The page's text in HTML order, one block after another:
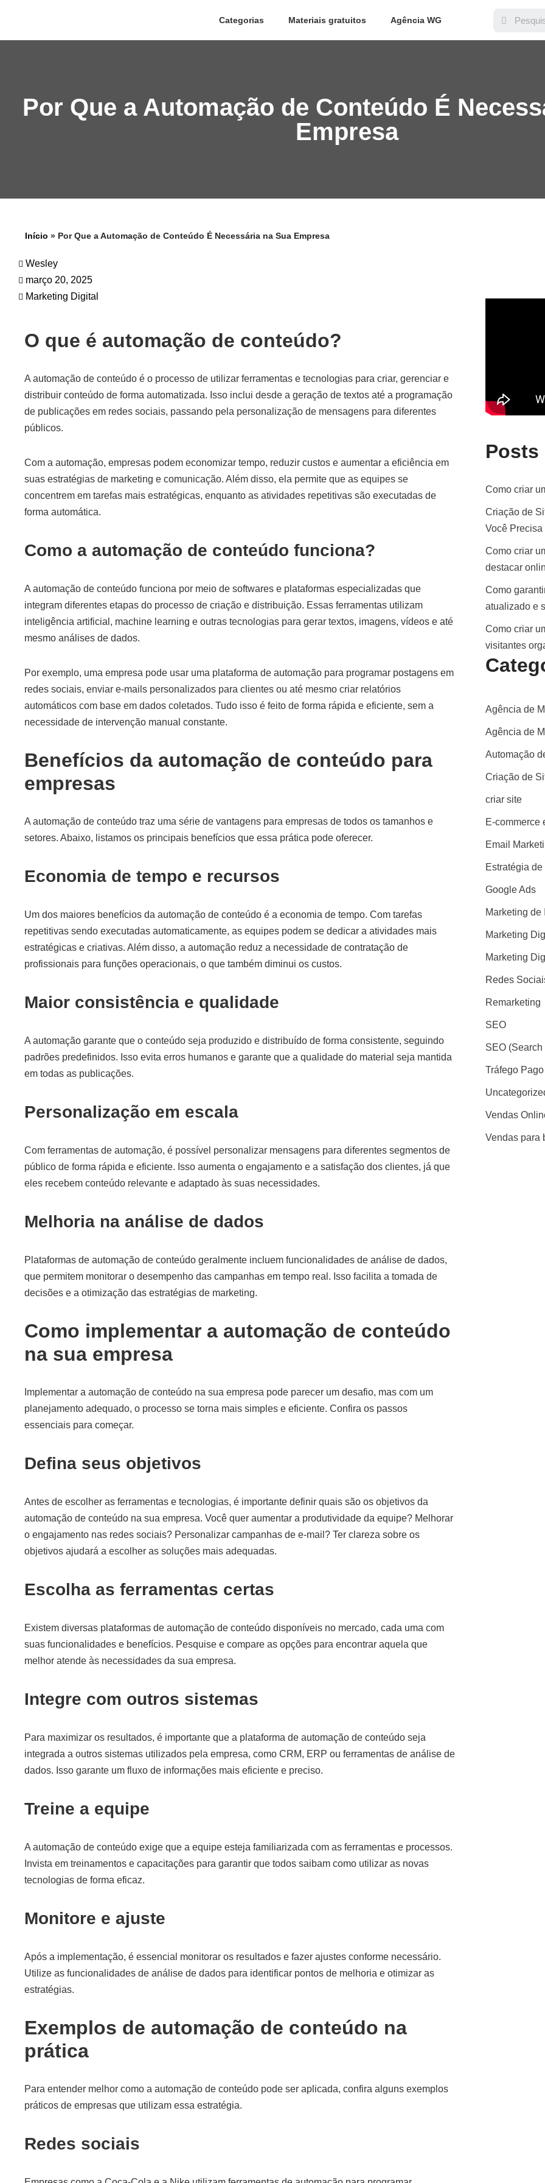
Categorias Materiais gratuitos Agência WG
Por Que a Automação de Conteúdo É
Empresa
Início » Por Que a Automação de Conteúdo É Necessária na Sua Empresa
Wesley
março 20, 2025
Marketing Digital
O que é automação de conteúdo?
A automação de conteúdo é o processo de utilizar ferramentas e tecnologias para criar, gerenciar e
distribuir conteúdo de forma automatizada. Isso inclui desde a geração de textos até a programação
de publicações em redes sociais, passando pela personalização de mensagens para diferentes
públicos.
Com a automação, empresas podem economizar tempo, reduzir custos e aumentar a eficiência em
suas estratégias de marketing e comunicação. Além disso, ela permite que as equipes se
concentrem em tarefas mais estratégicas, enquanto as atividades repetitivas são executadas de
forma automática.
Como a automação de conteúdo funciona?
A automação de conteúdo funciona por meio de softwares e plataformas especializadas que
integram diferentes etapas do processo de criação e distribuição. Essas ferramentas utilizam
inteligência artificial, machine learning e outras tecnologias para gerar textos, imagens, vídeos e até
mesmo análises de dados.
Por exemplo, uma empresa pode usar uma plataforma de automação para programar postagens em
redes sociais, enviar e-mails personalizados para clientes ou até mesmo criar relatórios
automáticos com base em dados coletados. Tudo isso é feito de forma rápida e eficiente, sem a
necessidade de intervenção manual constante.
Benefícios da automação de conteúdo para
empresas
A automação de conteúdo traz uma série de vantagens para empresas de todos os tamanhos e
setores. Abaixo, listamos os principais benefícios que essa prática pode oferecer.
Economia de tempo e recursos
Um dos maiores benefícios da automação de conteúdo é a economia de tempo. Com tarefas
repetitivas sendo executadas automaticamente, as equipes podem se dedicar a atividades mais
estratégicas e criativas. Além disso, a automação reduz a necessidade de contratação de
profissionais para funções operacionais, o que também diminui os custos.
Maior consistência e qualidade
A automação garante que o conteúdo seja produzido e distribuído de forma consistente, seguindo
padrões predefinidos. Isso evita erros humanos e garante que a qualidade do material seja mantida
em todas as publicações.
Personalização em escala
Com ferramentas de automação, é possível personalizar mensagens para diferentes segmentos de
público de forma rápida e eficiente. Isso aumenta o engajamento e a satisfação dos clientes, já que
eles recebem conteúdo relevante e adaptado às suas necessidades.
Melhoria na análise de dados
Plataformas de automação de conteúdo geralmente incluem funcionalidades de análise de dados,
que permitem monitorar o desempenho das campanhas em tempo real. Isso facilita a tomada de
decisões e a otimização das estratégias de marketing.
Como implementar a automação de conteúdo
na sua empresa
Implementar a automação de conteúdo na sua empresa pode parecer um desafio, mas com um
planejamento adequado, o processo se torna mais simples e eficiente. Confira os passos
essenciais para começar.
Defina seus objetivos
Antes de escolher as ferramentas e tecnologias, é importante definir quais são os objetivos da
automação de conteúdo na sua empresa. Você quer aumentar a produtividade da equipe? Melhorar
o engajamento nas redes sociais? Personalizar campanhas de e-mail? Ter clareza sobre os
objetivos ajudará a escolher as soluções mais adequadas.
Escolha as ferramentas certas
Existem diversas plataformas de automação de conteúdo disponíveis no mercado, cada uma com
suas funcionalidades e benefícios. Pesquise e compare as opções para encontrar aquela que
melhor atende às necessidades da sua empresa.
Integre com outros sistemas
Para maximizar os resultados, é importante que a plataforma de automação de conteúdo seja
integrada a outros sistemas utilizados pela empresa, como CRM, ERP ou ferramentas de análise de
dados. Isso garante um fluxo de informações mais eficiente e preciso.
Treine a equipe
A automação de conteúdo exige que a equipe esteja familiarizada com as ferramentas e processos.
Invista em treinamentos e capacitações para garantir que todos saibam como utilizar as novas
tecnologias de forma eficaz.
Monitore e ajuste
Após a implementação, é essencial monitorar os resultados e fazer ajustes conforme necessário.
Utilize as funcionalidades de análise de dados para identificar pontos de melhoria e otimizar as
estratégias.
Exemplos de automação de conteúdo na
prática
Para entender melhor como a automação de conteúdo pode ser aplicada, confira alguns exemplos
práticos de empresas que utilizam essa estratégia.
Redes sociais
Posts
Como criar
Criação de
Você Precisa
Como criar
destacar
Como
atualizado e
Como criar
visitantes
Agência de
Agência de
Automação
Criação de
criar site
E-commerce
Email
Estratégia de
Google Ads
Marketing de
Marketing
Marketing
Redes
Remarketing
SEO
SEO
Tráfego Pago
Vendas
Vendas para